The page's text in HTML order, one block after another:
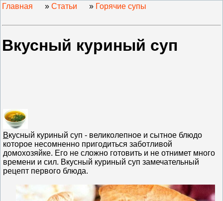
Главная » Статьи » Горячие супы
Вкусный куриный суп
Вкусный куриный суп - великолепное и сытное блюдо
которое несомненно пригодиться заботливой
домохозяйке. Его не сложно готовить и не отнимет много
времени и сил. Вкусный куриный суп замечательный
рецепт первого блюда.